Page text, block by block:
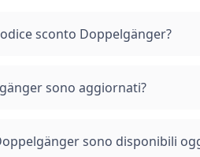
sconto Doppelgänger?
sono aggiornati?
sono disponibili